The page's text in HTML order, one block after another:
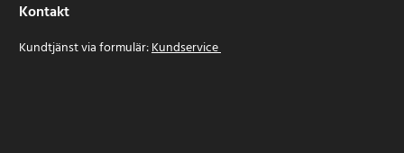
Kontakt
Kundtjänst via formulär:Kundservice